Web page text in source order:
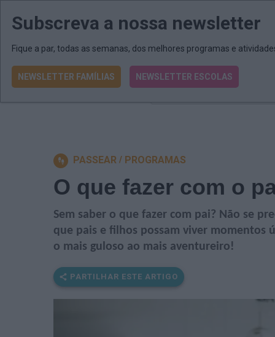
MENU MAIL JORNAIS
O que procura?
PASSEAR PROGRAMAS
O que fazer com o
Sem saber o que fazer com pai? Não se
que pais e filhos possam viver momentos
o mais guloso ao mais aventureiro!
PARTILHAR ESTE ARTIGO
Subscreva a nossa newsletter
Fique a par, todas as semanas, dos melhores programas e
NEWSLETTER FAMÍLIAS NEWSLETTER ESCOLAS